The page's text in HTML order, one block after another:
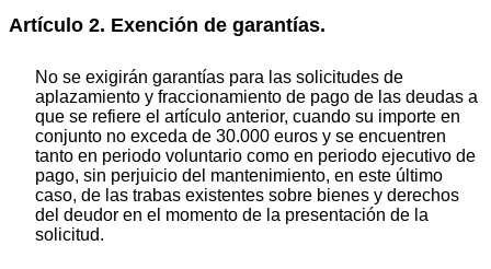
Artículo 2. Exención de garantías.
No se exigirán garantías para las solicitudes de
aplazamiento y fraccionamiento de pago de las deudas a
que se refiere el artículo anterior, cuando su importe en
conjunto no exceda de 30.000 euros y se encuentren
tanto en periodo voluntario como en periodo ejecutivo de
pago, sin perjuicio del mantenimiento, en este último
caso, de las trabas existentes sobre bienes y derechos
del deudor en el momento de la presentación de la
solicitud.